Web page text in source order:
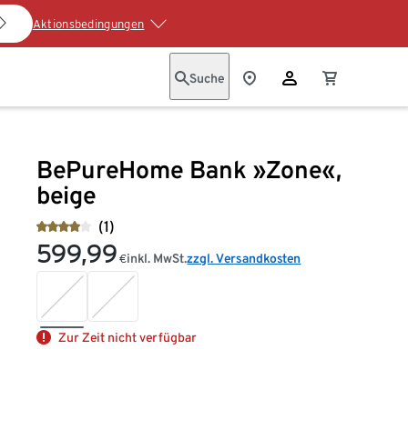
Aktionsbedingungen
Suche
BePureHome Bank »Zone«,
beige
(1)
599,99 €inkl. MwSt.zzgl. Versandkosten
Zur Zeit nicht verfügbar